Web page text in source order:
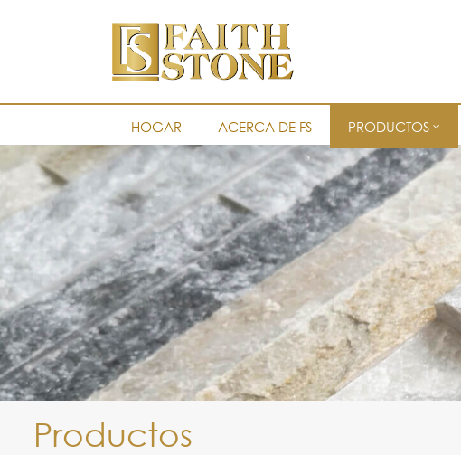
HOGAR ACERCA DE FS PRODUCTOS
Productos